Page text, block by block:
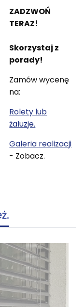
ZADZWOŃ
TERAZ!
Skorzystaj z
porady!
Zamów wycenę
na:
Rolety lub
żaluzje.
Galeria realizacji
- Zobacz.